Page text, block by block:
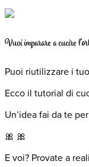
Vuoi imparare a cucire
Puoi riutilizzare i
Ecco il tutorial di
Un’idea fai da te
🎀 🎀
E voi? Provate a